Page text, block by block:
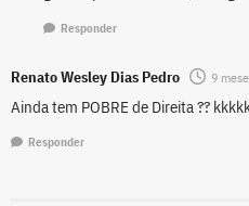
Responder
Renato Wesley Dias Pedro 9
Ainda tem POBRE de Direita ??
Responder